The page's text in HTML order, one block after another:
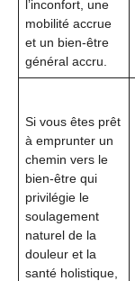
l’inconfort, une
mobilité accrue
et un bien-être
général accru.
Si vous êtes prêt
à emprunter un
chemin vers le
bien-être qui
privilégie le
soulagement
naturel de la
douleur et la
santé holistique,